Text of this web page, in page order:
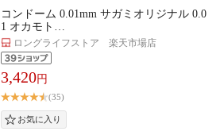
コンドーム 0.01mm サガミオリジナル 0.0
1 オカモト…
ロングライフストア 楽天市場店
3,420円
(35)